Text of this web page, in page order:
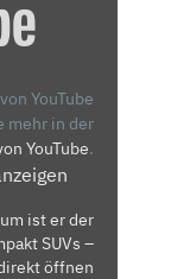
YouTube
mehr in der
YouTube.
ist er der
SUVs –
öffnen